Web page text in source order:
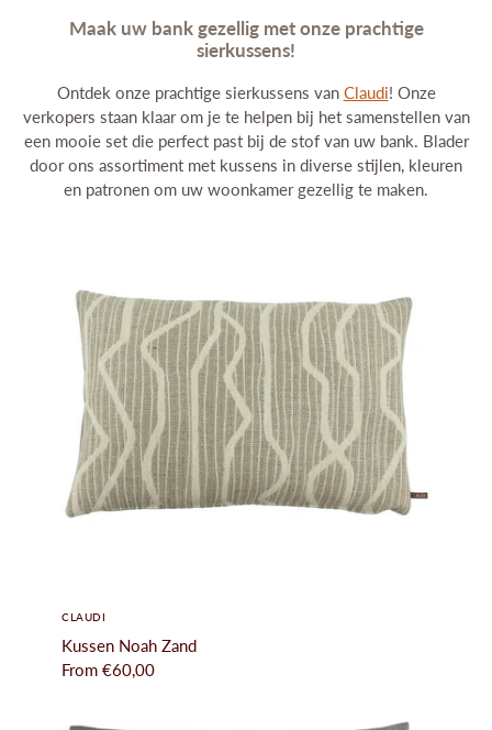
Projecten
Merken
Blog
Contact
Maak uw bank gezellig met onze prachtige
sierkussens!
Ontdek onze prachtige sierkussens van Claudi! Onze
verkopers staan klaar om je te helpen bij het samenstellen van
een mooie set die perfect past bij de stof van uw bank. Blader
door ons assortiment met kussens in diverse stijlen, kleuren
en patronen om uw woonkamer gezellig te maken.
CLAUDI
Kussen Noah Zand
From €60,00